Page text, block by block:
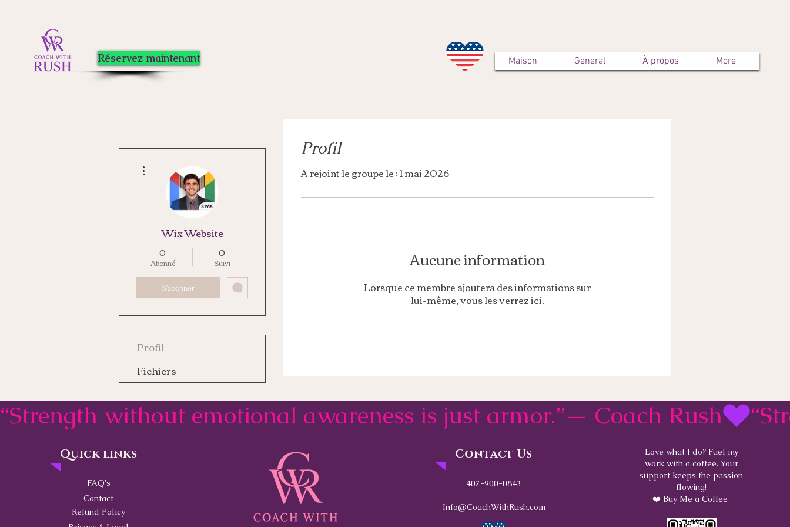
Réservez maintenant Maison General À propos More
Profil
A rejoint le groupe le : 1 mai 2026
Aucune information
Lorsque ce membre ajoutera des informations sur
lui-même, vous les verrez ici.
Wix Website
0
Abonné
0
Suivi
S'abonner
Profil
Fichiers
ContactQuick links
FAQ's
Contact
Refund Policy
Contact Us
407-900-0843
Info@CoachWithRush.com
Love what I do? Fuel my
work with a coffee. Your
support keeps the passion
flowing!
❤️ Buy Me a Coffee
“Strength without emotional awareness is just armor.”— Coach Rush